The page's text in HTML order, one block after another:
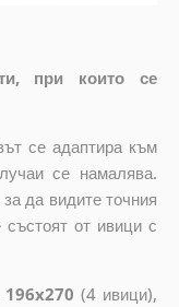
при които се
се адаптира към
се намалява.
да видите точния
от ивици с
196x270 (4 ивици),